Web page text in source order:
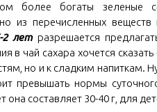
более богаты зеленые
из перечисленных
2 лет разрешается
в чай сахара хочется
но и к сладким напиткам.
превышать нормы
она составляет 30-40 г, для